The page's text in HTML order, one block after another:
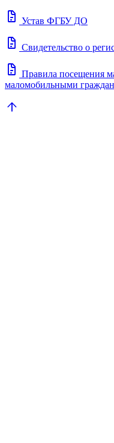
docs Устав ФГБУ ДО
docs Свидетельство о
docs Правила посещения
маломобильными
arrow_upward